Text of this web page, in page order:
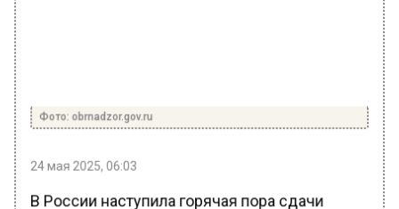
Фото: obrnadzor.gov.ru
24 мая 2025, 06:03
В России наступила горячая пора сдачи